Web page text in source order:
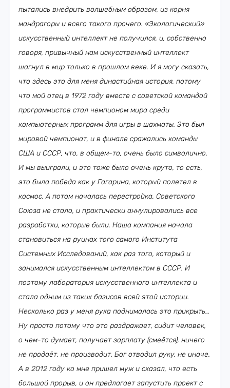
пытались внедрить волшебным образом, из корня
мандрагоры и всего такого прочего. «Экологический»
искусственный интеллект не получился, и, собственно
говоря, привычный нам искусственный интеллект
шагнул в мир только в прошлом веке. И я могу сказать,
что здесь это для меня династийная история, потому
что мой отец в 1972 году вместе с советской командой
программистов стал чемпионом мира среди
компьютерных программ для игры в шахматы. Это был
мировой чемпионат, и в финале сражались команды
США и СССР, что, в общем-то, очень было символично.
И мы выиграли, и это тоже было очень круто, то есть,
это была победа как у Гагарина, который полетел в
космос. А потом началась перестройка, Советского
Союза не стало, и практически аннулировались все
разработки, которые были. Наша компания начала
становиться на руинах того самого Института
Системных Исследований, как раз того, который и
занимался искусственным интеллектом в СССР. И
поэтому лаборатория искусственного интеллекта и
стала одним из таких базисов всей этой истории.
Несколько раз у меня рука поднималась это прикрыть…
Ну просто потому что это раздражает, сидит человек,
о чем-то думает, получает зарплату (смеётся), ничего
не продаёт, не производит. Бог отводил руку, не иначе.
А в 2012 году ко мне пришел муж и сказал, что есть
большой прорыв, и он предлагает запустить проект с